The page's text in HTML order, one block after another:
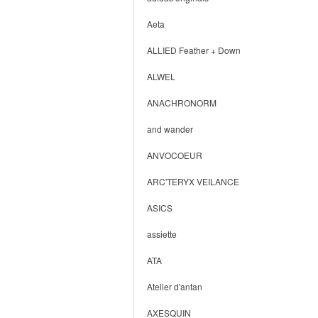
Aeta
ALLIED Feather + Down
ALWEL
ANACHRONORM
and wander
ANVOCOEUR
ARC'TERYX VEILANCE
ASICS
assiette
ATA
Atelier d'antan
AXESQUIN